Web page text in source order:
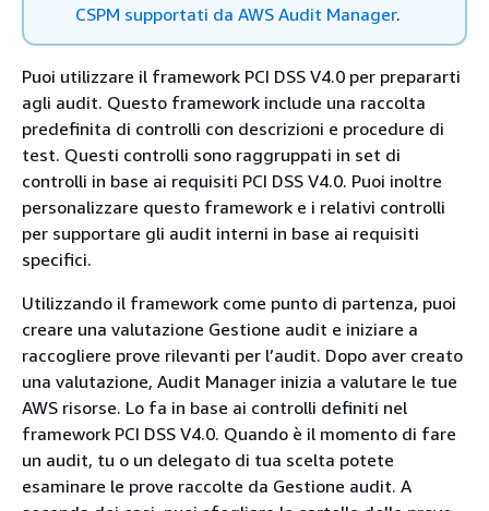
CSPM supportati da AWS Audit Manager.
Puoi utilizzare il framework PCI DSS V4.0 per prepararti
agli audit. Questo framework include una raccolta
predefinita di controlli con descrizioni e procedure di
test. Questi controlli sono raggruppati in set di
controlli in base ai requisiti PCI DSS V4.0. Puoi inoltre
personalizzare questo framework e i relativi controlli
per supportare gli audit interni in base ai requisiti
specifici.
Utilizzando il framework come punto di partenza, puoi
creare una valutazione Gestione audit e iniziare a
raccogliere prove rilevanti per l’audit. Dopo aver creato
una valutazione, Audit Manager inizia a valutare le tue
AWS risorse. Lo fa in base ai controlli definiti nel
framework PCI DSS V4.0. Quando è il momento di fare
un audit, tu o un delegato di tua scelta potete
esaminare le prove raccolte da Gestione audit. A